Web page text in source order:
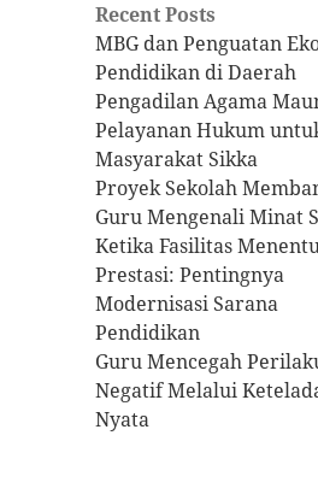
Recent Posts
MBG dan Penguatan
Pendidikan di Daerah
Pengadilan Agama
Pelayanan Hukum
Masyarakat Sikka
Proyek Sekolah
Guru Mengenali Minat
Ketika Fasilitas
Prestasi: Pentingnya
Modernisasi Sarana
Pendidikan
Guru Mencegah
Negatif Melalui
Nyata